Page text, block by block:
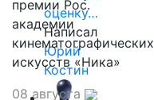
оценку…
Написал
Юрий
Костин
премии Рос.
академии
кинематографических
искусств «Ника»
08 августа